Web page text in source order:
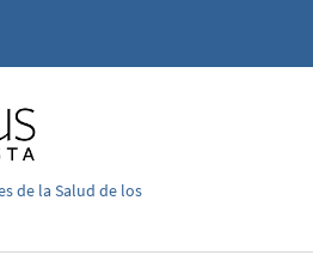
de la Salud de los